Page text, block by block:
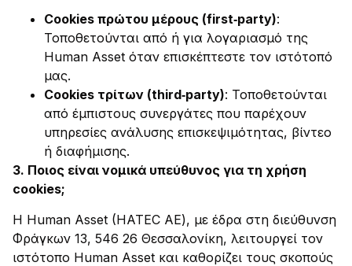
Cookies πρώτου μέρους (first‑party):
Τοποθετούνται από ή για λογαριασμό της
Human Asset όταν επισκέπτεστε τον ιστότοπό
μας.
Cookies τρίτων (third‑party): Τοποθετούνται
από έμπιστους συνεργάτες που παρέχουν
υπηρεσίες ανάλυσης επισκεψιμότητας, βίντεο
ή διαφήμισης.
3. Ποιος είναι νομικά υπεύθυνος για τη χρήση
cookies;
Η Human Asset (HATEC ΑΕ), με έδρα στη διεύθυνση
Φράγκων 13, 546 26 Θεσσαλονίκη, λειτουργεί τον
ιστότοπο Human Asset και καθορίζει τους σκοπούς